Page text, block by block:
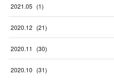
2021.05 (1)
2020.12 (21)
2020.11 (30)
2020.10 (31)